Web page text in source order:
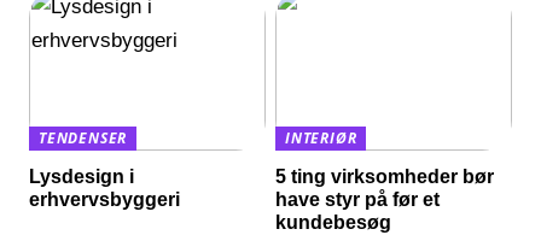
TENDENSER
Lysdesign i
erhvervsbyggeri
INTERIØR
5 ting virksomheder bør
have styr på før et
kundebesøg